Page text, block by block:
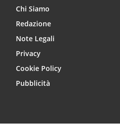
Chi Siamo
Redazione
Note Legali
Privacy
Cookie Policy
Pubblicità